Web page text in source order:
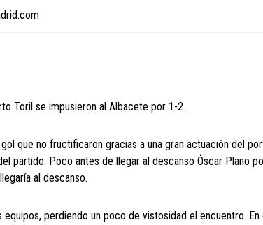
Toril se impusieron al Albacete por 1-2.
que no fructificaron gracias a una gran actuación del
partido. Poco antes de llegar al descanso Óscar Plano
al descanso.
perdiendo un poco de vistosidad el encuentro. En